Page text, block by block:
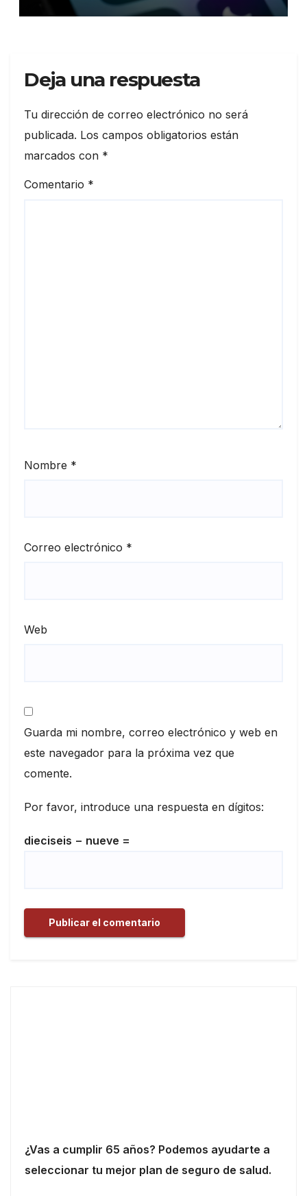
Deja una respuesta
Tu dirección de correo electrónico no será
publicada. Los campos obligatorios están
marcados con *
Comentario *
Nombre *
Correo electrónico *
Web
Guarda mi nombre, correo electrónico y web en
este navegador para la próxima vez que
comente.
Por favor, introduce una respuesta en dígitos:
dieciseis − nueve =
¿Vas a cumplir 65 años? Podemos ayudarte a
seleccionar tu mejor plan de seguro de salud.